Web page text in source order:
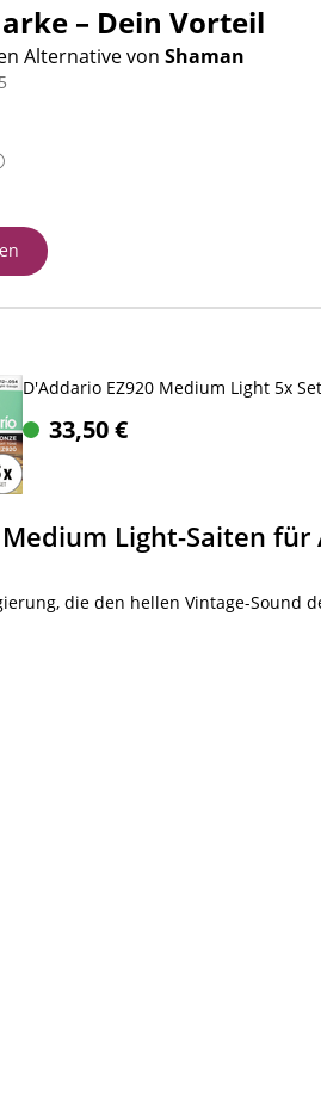
– Dein Vorteil
Alternative vonShaman
5
D'Addario EZ920 Medium Light 5x Set
33,50€
Light-Saiten
die den hellen Vintage-Sound